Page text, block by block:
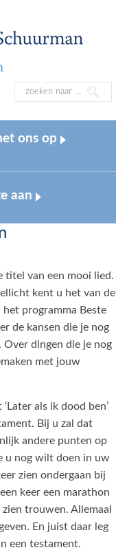
ons op
aan
titel van een mooi lied.
kent u het van de
programma Beste
de kansen die je nog
Over dingen die je nog
met jouw
als ik dood ben’
Bij u zal dat
andere punten op
u nog wilt doen in uw
zien ondergaan bij
keer een marathon
trouwen. Allemaal
En juist daar leg
een testament.